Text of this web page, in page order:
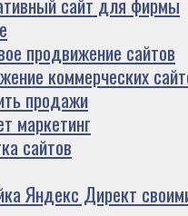
продвижение сайтов
коммерческих
продажи
маркетинг
сайтов
Яндекс Директ